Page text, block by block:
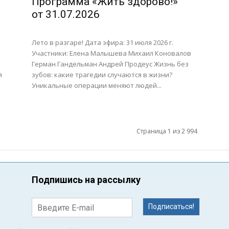
от 31.07.2026
Лето в разгаре! Дата эфира: 31 июля 2026 г.
Участники: Елена Малышева Михаил Коновалов
Герман Гандельман Андрей Продеус Жизнь без
зубов: какие трагедии случаются в жизни?
Уникальные операции меняют людей...
Страница 1 из 2 994
Подпишись на рассылку
Подписаться!